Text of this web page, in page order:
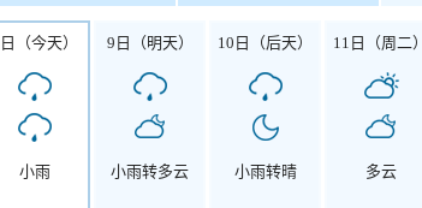
（今天）
小雨
9日（明天）
小雨转多云
10日（后天）
小雨转晴
11日（周二）
多云